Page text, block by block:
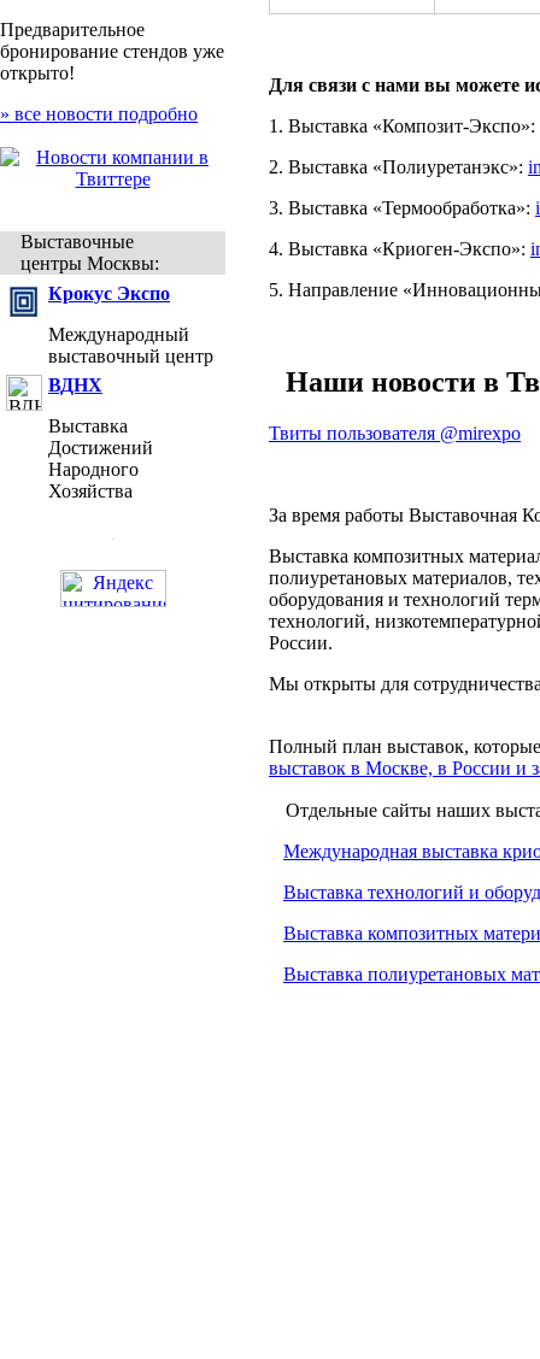
Предварительное
бронирование стендов уже
открыто!
» все новости подробно
Выставочные
центры Москвы:
Крокус Экспо
Международный
выставочный центр
ВДНХ
Выставка
Достижений
Народного
Хозяйства
Для связи с нами вы можете
1. Выставка «Композит-Экспо»:
2. Выставка «Полиуретанэкс»:
3. Выставка «Термообработка»:
4. Выставка «Криоген-Экспо»:
5. Направление
Наши новости в
Твиты пользователя @mirexpo
За время работы Выставочная
Выставка композитных
полиуретановых материалов,
оборудования и технологий
технологий,
России.
Мы открыты для
Полный план выставок,
выставок в Москве, в России и
Отдельные сайты наших
Международная выставка
Выставка технологий и
Выставка композитных
Выставка полиуретановых